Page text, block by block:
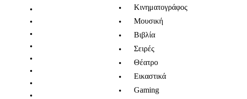
Κινηματογράφος
Μουσική
Βιβλία
Σειρές
Θέατρο
Εικαστικά
Gaming